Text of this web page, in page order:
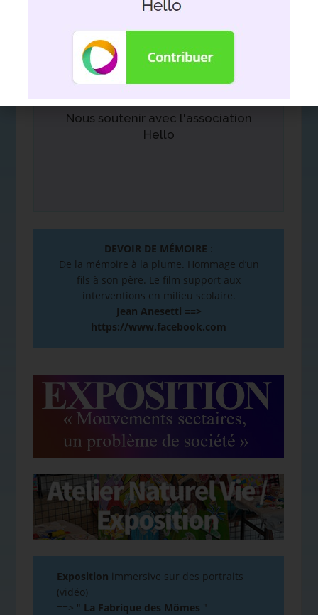
Nous soutenir avec l'association
Hello
DEVOIR DE MÉMOIRE :
De la mémoire à la plume. Hommage d’un
fils à son père. Le film support aux
interventions en milieu scolaire.
Jean Anesetti ==>
https://www.facebook.com
Exposition immersive sur des portraits
(vidéo)
==> " La Fabrique des Mômes "